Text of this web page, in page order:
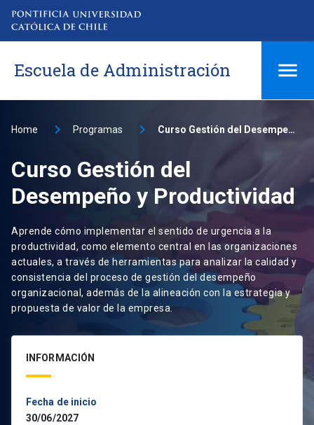
Escuela de Administración
Home Programas Curso Gestión del Desempeño y Productividad
Curso Gestión del
Desempeño y Productividad
Aprende cómo implementar el sentido de urgencia a la
productividad, como elemento central en las organizaciones
actuales, a través de herramientas para analizar la calidad y
consistencia del proceso de gestión del desempeño
organizacional, además de la alineación con la estrategia y
propuesta de valor de la empresa.
INFORMACIÓN
Fecha de inicio
30/06/2027